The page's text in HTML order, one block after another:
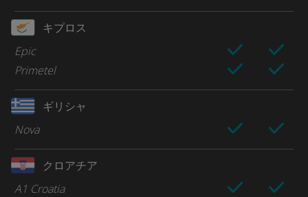
キプロス
Epic
Primetel
ギリシャ
Nova
クロアチア
A1 Croatia